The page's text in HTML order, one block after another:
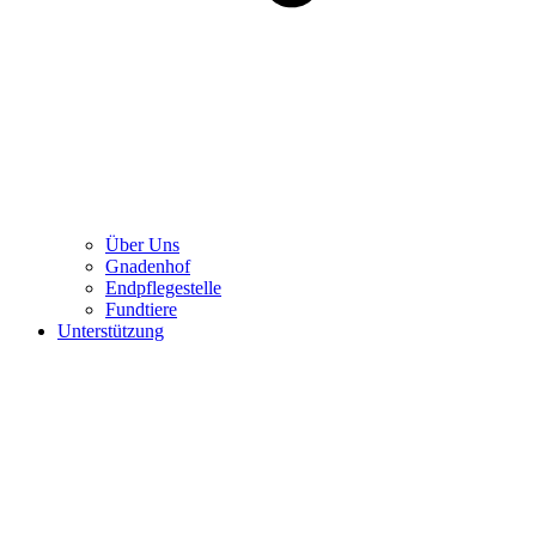
Über Uns
Gnadenhof
Endpflegestelle
Fundtiere
Unterstützung